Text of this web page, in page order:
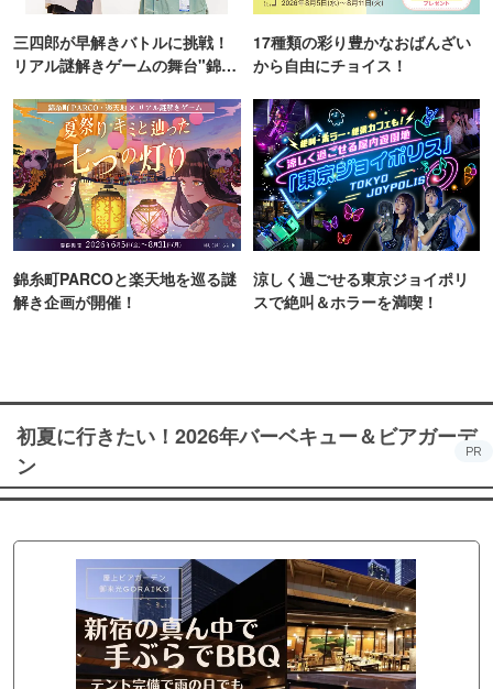
三四郎が早解きバトルに挑戦！
リアル謎解きゲームの舞台"錦糸
17種類の彩り豊かなおばんざい
から自由にチョイス！
錦糸町PARCOと楽天地を巡る謎
解き企画が開催！
涼しく過ごせる東京ジョイポリ
スで絶叫＆ホラーを満喫！
初夏に行きたい！2026年バーベキュー＆ビアガーデ
ン
PR